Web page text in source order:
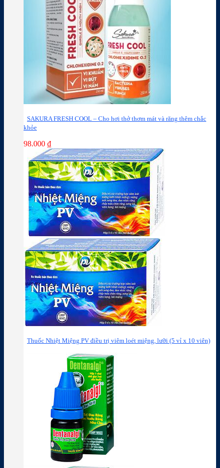
SAKURA FRESH COOL – Cho hơi thở thơm mát và răng thêm chắc
khỏe
98.000 ₫
Thuốc Nhiệt Miệng PV điều trị viêm loét miệng, lưỡi (5 vỉ x 10 viên)